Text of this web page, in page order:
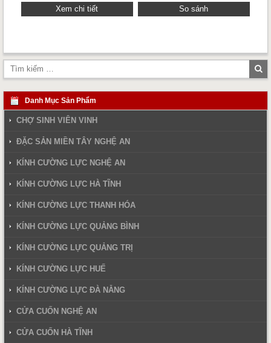
Xem chi tiết So sánh
Danh Mục Sản Phẩm
CHỢ SINH VIÊN VINH
ĐẶC SẢN MIỀN TÂY NGHỆ AN
KÍNH CƯỜNG LỰC NGHỆ AN
KÍNH CƯỜNG LỰC HÀ TĨNH
KÍNH CƯỜNG LỰC THANH HÓA
KÍNH CƯỜNG LỰC QUẢNG BÌNH
KÍNH CƯỜNG LỰC QUẢNG TRỊ
KÍNH CƯỜNG LỰC HUẾ
KÍNH CƯỜNG LỰC ĐÀ NẴNG
CỬA CUỐN NGHỆ AN
CỬA CUỐN HÀ TĨNH